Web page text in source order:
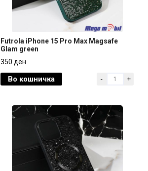
Futrola iPhone 15 Pro Max Magsafe
350 ден
Futrola iPhone 15 Pro Max Magsafe
Glam green
350 ден
Во кошничка - +